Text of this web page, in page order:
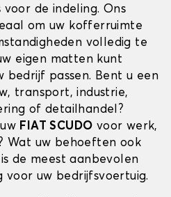
de indeling. Ons
om uw kofferruimte
volledig te
eigen matten kunt
bedrijf passen. Bent u een
transport, industrie,
of detailhandel?
FIAT SCUDO voor werk,
Wat uw behoeften ook
de meest aanbevolen
voor uw bedrijfsvoertuig.